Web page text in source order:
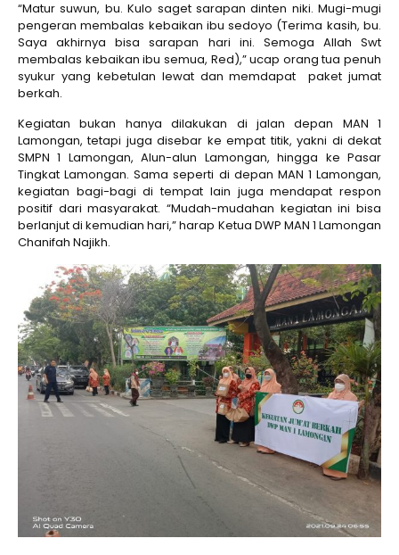
“Matur suwun, bu. Kulo saget sarapan dinten niki. Mugi-mugi
pengeran membalas kebaikan ibu sedoyo (Terima kasih, bu.
Saya akhirnya bisa sarapan hari ini. Semoga Allah Swt
membalas kebaikan ibu semua, Red),” ucap orang tua penuh
syukur yang kebetulan lewat dan memdapat paket jumat
berkah.
Kegiatan bukan hanya dilakukan di jalan depan MAN 1
Lamongan, tetapi juga disebar ke empat titik, yakni di dekat
SMPN 1 Lamongan, Alun-alun Lamongan, hingga ke Pasar
Tingkat Lamongan. Sama seperti di depan MAN 1 Lamongan,
kegiatan bagi-bagi di tempat lain juga mendapat respon
positif dari masyarakat. “Mudah-mudahan kegiatan ini bisa
berlanjut di kemudian hari,” harap Ketua DWP MAN 1 Lamongan
Chanifah Najikh.